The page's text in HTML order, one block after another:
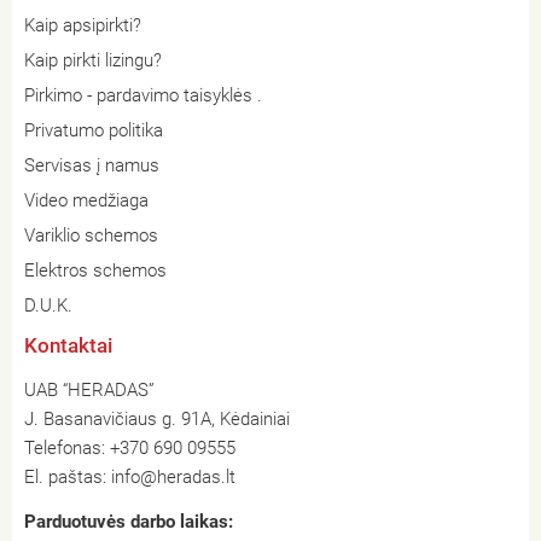
Kaip apsipirkti?
Kaip pirkti lizingu?
Pirkimo - pardavimo taisyklės .
Privatumo politika
Servisas į namus
Video medžiaga
Variklio schemos
Elektros schemos
D.U.K.
Kontaktai
UAB “HERADAS”
J. Basanavičiaus g. 91A, Kėdainiai
Telefonas: +370 690 09555
El. paštas: info@heradas.lt
Parduotuvės darbo laikas: